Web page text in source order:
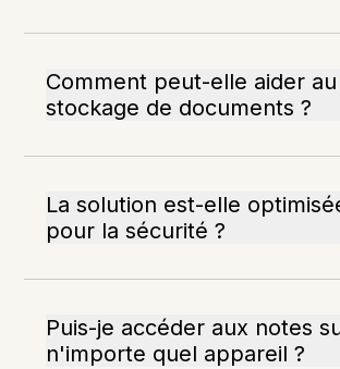
Comment peut-elle aider au
stockage de documents ?
La solution est-elle
pour la sécurité ?
Puis-je accéder aux notes
n'importe quel appareil ?